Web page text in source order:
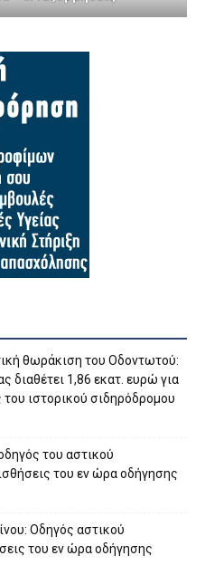
θωράκιση του Οδοντωτού:
διαθέτει 1,86 εκατ. ευρώ για
του ιστορικού σιδηρόδρομου
του αστικού
του εν ώρα οδήγησης
Οδηγός αστικού
του εν ώρα οδήγησης